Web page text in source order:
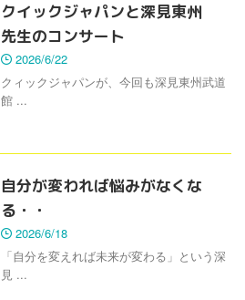
クイックジャパンと深見東州
先生のコンサート
2026/6/22
クィックジャパンが、今回も深見東州武道
館 ...
自分が変われば悩みがなくな
る・・
2026/6/18
「自分を変えれば未来が変わる」という深
見 ...